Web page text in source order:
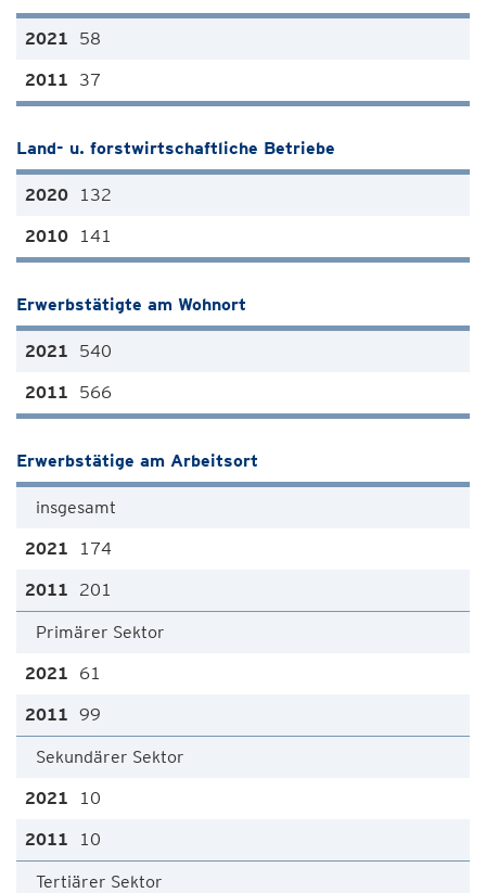
58
37
Land- u. forstwirtschaftliche Betriebe
132
141
Erwerbstätigte am Wohnort
540
566
Erwerbstätige am Arbeitsort
insgesamt
174
201
Primärer Sektor
61
99
Sekundärer Sektor
10
10
Tertiärer Sektor